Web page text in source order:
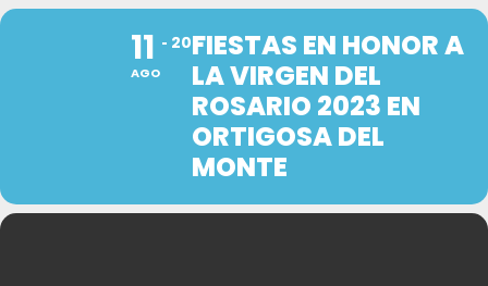
11
AGO
20FIESTAS EN HONOR A
LA VIRGEN DEL
ROSARIO 2023 EN
ORTIGOSA DEL
MONTE